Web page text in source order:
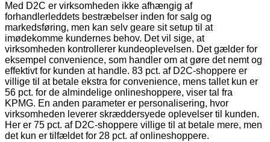
Med D2C er virksomheden ikke afhængig af
forhandlerleddets bestræbelser inden for salg og
markedsføring, men kan selv geare sit setup til at
imødekomme kundernes behov. Det vil sige, at
virksomheden kontrollerer kundeoplevelsen. Det gælder for
eksempel convenience, som handler om at gøre det nemt og
effektivt for kunden at handle. 83 pct. af D2C-shoppere er
villige til at betale ekstra for convenience, mens tallet kun er
56 pct. for de almindelige onlineshoppere, viser tal fra
KPMG. En anden parameter er personalisering, hvor
virksomheden leverer skræddersyede oplevelser til kunden.
Her er 75 pct. af D2C-shoppere villige til at betale mere, men
det kun er tilfældet for 28 pct. af onlineshoppere.